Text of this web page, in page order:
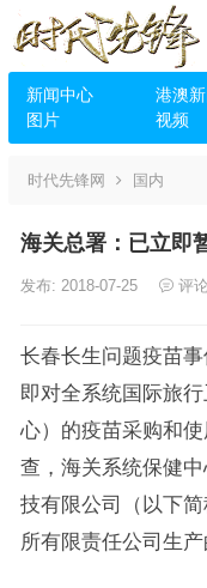
新闻中心 港澳
图片
视频
时代先锋网 国内
海关总署：已立即
发布: 2018-07-25 评
长春长生问题疫苗
即对全系统国际旅
心）的疫苗采购和
查，海关系统保健
技有限公司（以下
所有限责任公司生